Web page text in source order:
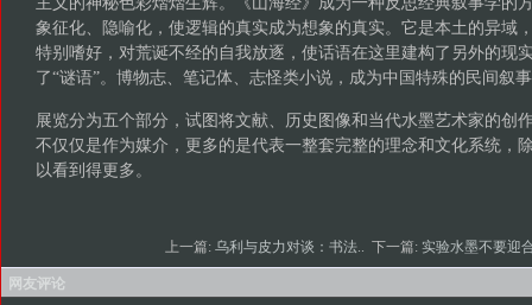
象征化、隐喻化，使逻辑的真实成为想象的真实。它是本土的异域
特别嗜好，对荒诞不经的自我放逐，使话语在这里建构了另外的现
了“谜语”。博物志、笔记体、志怪类小说，成为中国特殊的民间叙
展览分为五个部分，试图将文献、历史图像和当代水墨艺术家的创
不仅仅是作为媒介，更多的是代表一整套完整的理念和文化系统，
以看到得更多。
上一篇:乌利与皮力对谈：书法.. 下一篇:实验水墨不要迎
网友评论